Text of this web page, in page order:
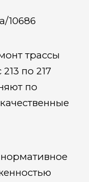
10686
трассы
по 217
по